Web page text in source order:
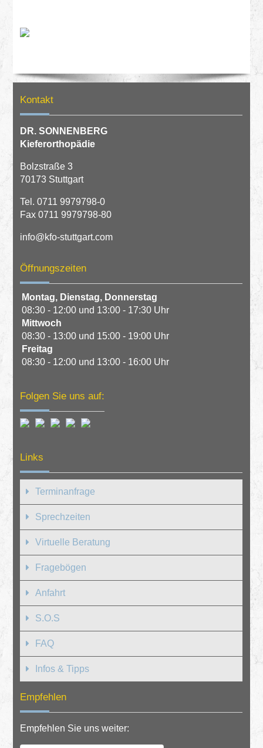
Kontakt
DR. SONNENBERG
Kieferorthopädie
Bolzstraße 3
70173 Stuttgart
Tel.0711 9979798-0
Fax 0711 9979798-80
info@kfo-stuttgart.com
Öffnungszeiten
Montag, Dienstag, Donnerstag
08:30 - 12:00 und 13:00 - 17:30 Uhr
Mittwoch
08:30 - 13:00 und 15:00 - 19:00 Uhr
Freitag
08:30 - 12:00 und 13:00 - 16:00 Uhr
Folgen Sie uns auf:
Links
Terminanfrage
Sprechzeiten
Virtuelle Beratung
Fragebögen
Anfahrt
S.O.S
FAQ
Infos & Tipps
Empfehlen
Empfehlen Sie uns weiter: